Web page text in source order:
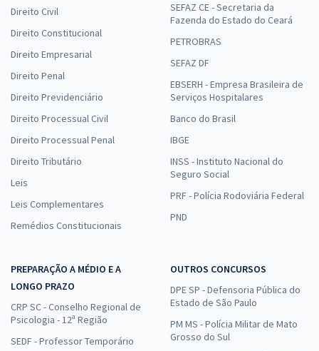
Direito Civil
Direito Constitucional
Direito Empresarial
Direito Penal
Direito Previdenciário
Direito Processual Civil
Direito Processual Penal
Direito Tributário
Leis
Leis Complementares
Remédios Constitucionais
SEFAZ CE - Secretaria da
Fazenda do Estado do Ceará
PETROBRAS
SEFAZ DF
EBSERH - Empresa Brasileira de
Serviços Hospitalares
Banco do Brasil
IBGE
INSS - Instituto Nacional do
Seguro Social
PRF - Polícia Rodoviária Federal
PND
PREPARAÇÃO A MÉDIO E A
LONGO PRAZO
CRP SC - Conselho Regional de
Psicologia - 12ª Região
SEDF - Professor Temporário
OUTROS CONCURSOS
DPE SP - Defensoria Pública do
Estado de São Paulo
PM MS - Polícia Militar de Mato
Grosso do Sul